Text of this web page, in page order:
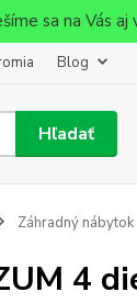
sa na Vás
Blog
Hľadať
Záhradný
4